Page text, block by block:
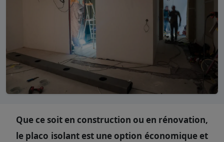
Que ce soit en construction ou en rénovation,
le placo isolant est une option économique et